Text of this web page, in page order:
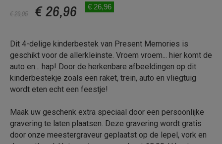
€ 29,95 € 26,96 € 26,96
Dit 4-delige kinderbestek van Present Memories is
geschikt voor de allerkleinste. Vroem vroem... hier komt de
auto en... hap! Door de herkenbare afbeeldingen op dit
kinderbestekje zoals een raket, trein, auto en vliegtuig
wordt eten echt een feestje!
Maak uw geschenk extra speciaal door een persoonlijke
gravering te laten plaatsen. Deze gravering wordt gratis
door onze meestergraveur geplaatst op de lepel, vork en